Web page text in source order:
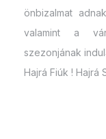
önbizalmat
valamint a
szezonjának
Hajrá Fiúk ! Hajrá